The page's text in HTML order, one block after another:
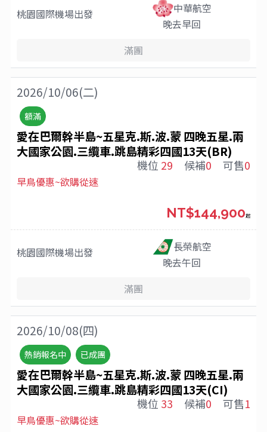
桃園國際機場出發
中華航空
晚去早回
滿團
2026/10/06(二)
額滿
愛在巴爾幹半島~五星克.斯.波.蒙 四晚五星.兩
大國家公園.三纜車.跳島精彩四國13天(BR)
機位 29 候補0 可售0
早鳥優惠~欲購從速
桃園國際機場出發
長榮航空
晚去午回
NT$144,900起
滿團
2026/10/08(四)
熱銷報名中 已成團
愛在巴爾幹半島~五星克.斯.波.蒙 四晚五星.兩
大國家公園.三纜車.跳島精彩四國13天(CI)
機位 33 候補0 可售1
早鳥優惠~欲購從速